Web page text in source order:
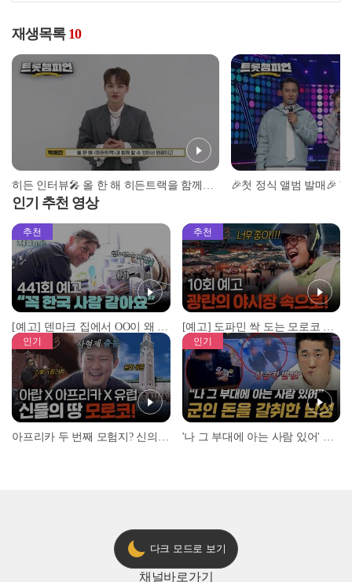
재생목록 10
히든 인터뷰🎤 올 한 해 히든트랙을 함께한 소감과✨ 요즘 가장 많이 듣는 '숨은 명곡'은? l 트롯챔피언 l EP.53
인기 추천 영상
추천
[예고] 덴마크 집에서 OO이 왜 나와...? 이상할 정도로 한국을 사랑하는 우리 형을 제보합니다!
추천
[예고] 도파민 싹 도는 모로코 야시장 투어!
인기 인기
다크 모드로 보기
채널바로가기